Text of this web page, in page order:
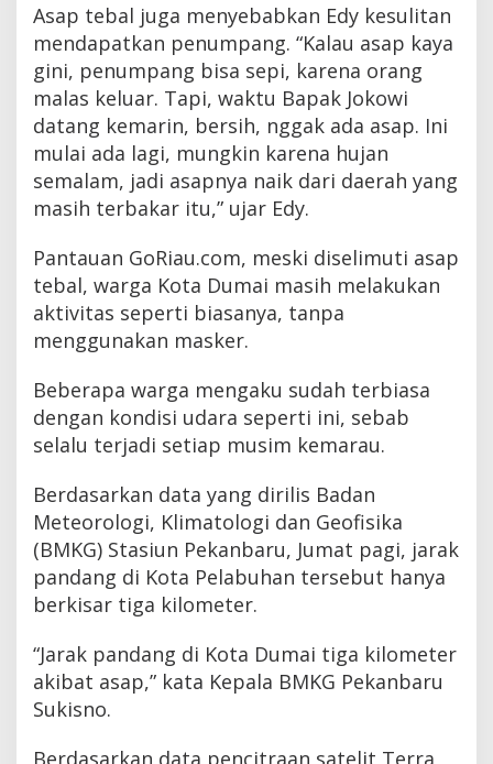
Asap tebal juga menyebabkan Edy kesulitan
mendapatkan penumpang. “Kalau asap kaya
gini, penumpang bisa sepi, karena orang
malas keluar. Tapi, waktu Bapak Jokowi
datang kemarin, bersih, nggak ada asap. Ini
mulai ada lagi, mungkin karena hujan
semalam, jadi asapnya naik dari daerah yang
masih terbakar itu,” ujar Edy.
Pantauan GoRiau.com, meski diselimuti asap
tebal, warga Kota Dumai masih melakukan
aktivitas seperti biasanya, tanpa
menggunakan masker.
Beberapa warga mengaku sudah terbiasa
dengan kondisi udara seperti ini, sebab
selalu terjadi setiap musim kemarau.
Berdasarkan data yang dirilis Badan
Meteorologi, Klimatologi dan Geofisika
(BMKG) Stasiun Pekanbaru, Jumat pagi, jarak
pandang di Kota Pelabuhan tersebut hanya
berkisar tiga kilometer.
“Jarak pandang di Kota Dumai tiga kilometer
akibat asap,” kata Kepala BMKG Pekanbaru
Sukisno.
Berdasarkan data pencitraan satelit Terra